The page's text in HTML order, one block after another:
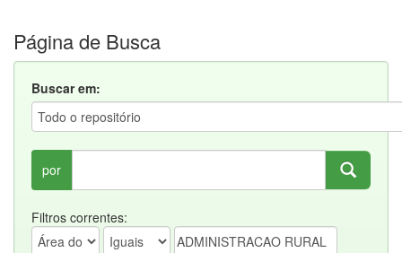
Página de Busca
Buscar em:
por
Filtros correntes: